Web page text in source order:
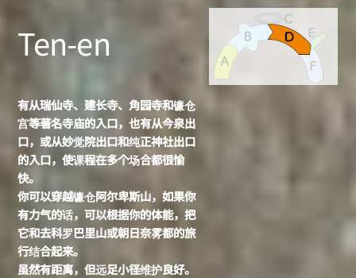
Ten-en
有从瑞仙寺、建长寺、角园寺和镰仓
宫等著名寺庙的入口，也有从今泉出
口，或从妙觉院出口和纯正神社出口
的入口，使课程在多个场合都很愉
快。
你可以穿越镰仓阿尔卑斯山，如果你
有力气的话，可以根据你的体能，把
它和去科罗巴里山或朝日奈雾都的旅
行结合起来。
虽然有距离，但远足小径维护良好。